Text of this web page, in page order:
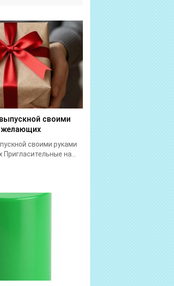
своими
желающих
своими руками
на...